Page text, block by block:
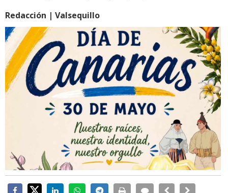
Redacción | Valsequillo